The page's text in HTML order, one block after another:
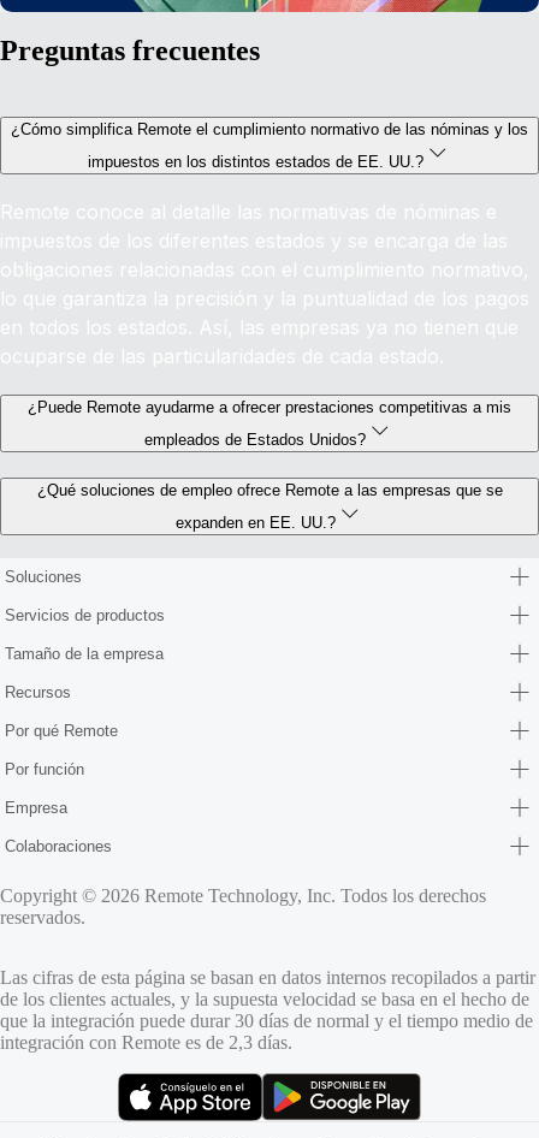
Preguntas frecuentes
¿Cómo simplifica Remote el cumplimiento normativo de las nóminas y los
impuestos en los distintos estados de EE. UU.?
Remote conoce al detalle las normativas de nóminas e
impuestos de los diferentes estados y se encarga de las
obligaciones relacionadas con el cumplimiento normativo,
lo que garantiza la precisión y la puntualidad de los pagos
en todos los estados. Así, las empresas ya no tienen que
ocuparse de las particularidades de cada estado.
¿Puede Remote ayudarme a ofrecer prestaciones competitivas a mis
empleados de Estados Unidos?
¿Qué soluciones de empleo ofrece Remote a las empresas que se
expanden en EE. UU.?
Soluciones
Servicios de productos
Tamaño de la empresa
Recursos
Por qué Remote
Por función
Empresa
Colaboraciones
Copyright © 2026 Remote Technology, Inc. Todos los derechos
reservados.
Las cifras de esta página se basan en datos internos recopilados a partir
de los clientes actuales, y la supuesta velocidad se basa en el hecho de
que la integración puede durar 30 días de normal y el tiempo medio de
integración con Remote es de 2,3 días.